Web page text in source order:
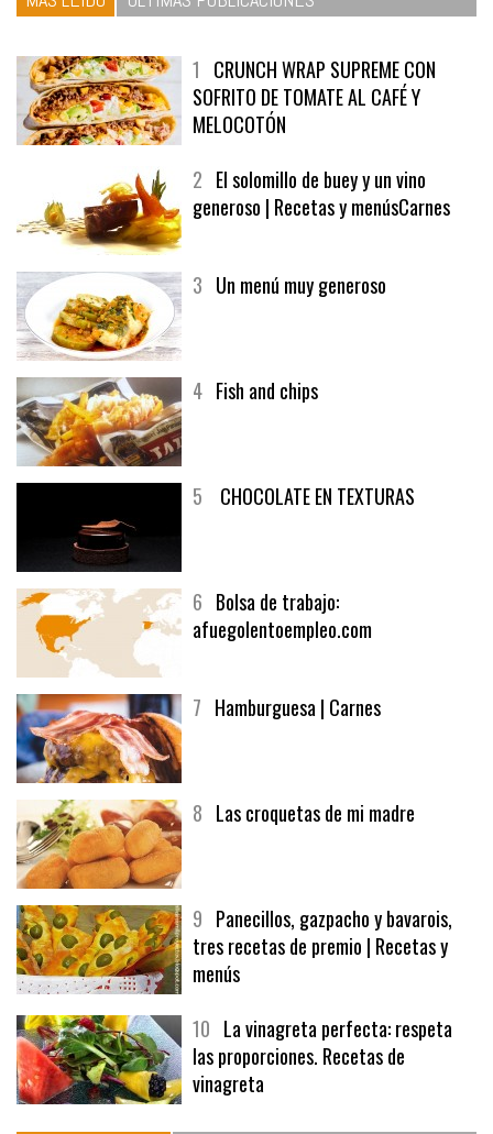
1 CRUNCH WRAP SUPREME CON
SOFRITO DE TOMATE AL CAFÉ Y
MELOCOTÓN
2 El solomillo de buey y un vino
generoso | Recetas y menúsCarnes
3 Un menú muy generoso
4 Fish and chips
5 CHOCOLATE EN TEXTURAS
6 Bolsa de trabajo:
afuegolentoempleo.com
7 Hamburguesa | Carnes
8 Las croquetas de mi madre
9 Panecillos, gazpacho y bavarois,
tres recetas de premio | Recetas y
menús
10 La vinagreta perfecta: respeta
las proporciones. Recetas de
vinagreta